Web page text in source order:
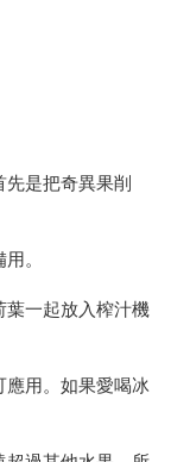
是把奇異果削
。
一起放入榨汁機
用。如果愛喝冰